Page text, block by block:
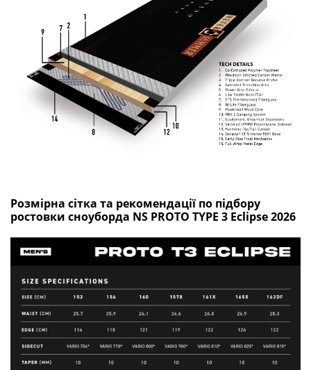
Розмірна сітка та рекомендації по підбору
ростовки сноуборда NS PROTO TYPE 3 Eclipse 2026